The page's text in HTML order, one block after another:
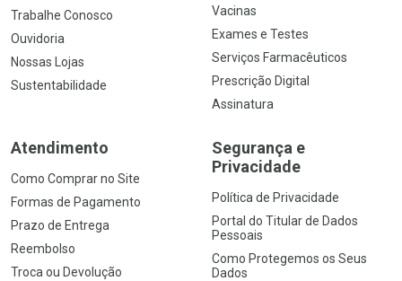
Trabalhe Conosco
Ouvidoria
Nossas Lojas
Sustentabilidade
Vacinas
Exames e Testes
Serviços Farmacêuticos
Prescrição Digital
Assinatura
Atendimento
Como Comprar no Site
Formas de Pagamento
Prazo de Entrega
Reembolso
Troca ou Devolução
Segurança e
Privacidade
Política de Privacidade
Portal do Titular de Dados
Pessoais
Como Protegemos os Seus
Dados